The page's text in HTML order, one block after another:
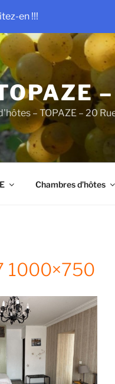
en !!!
– TOPAZE – 20
Chambres d’hôtes
1000×750